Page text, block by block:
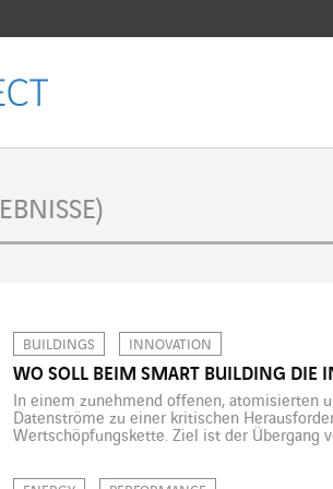
BUILDINGS INNOVATION
WO SOLL BEIM SMART BUILDING DIE
In einem zunehmend offenen,
Datenströme zu einer kritischen
Wertschöpfungskette. Ziel ist der Übergang